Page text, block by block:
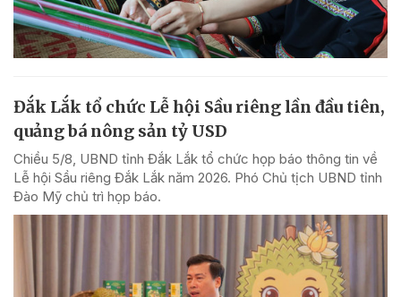
Đắk Lắk tổ chức Lễ hội Sầu riêng lần đầu tiên,
quảng bá nông sản tỷ USD
Chiều 5/8, UBND tỉnh Đắk Lắk tổ chức họp báo thông tin về
Lễ hội Sầu riêng Đắk Lắk năm 2026. Phó Chủ tịch UBND tỉnh
Đào Mỹ chủ trì họp báo.